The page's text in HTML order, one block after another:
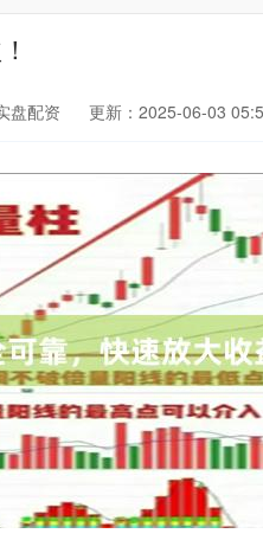
盘配资 更新：2025-06-03